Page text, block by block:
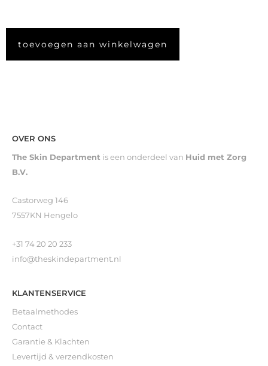
toevoegen aan winkelwagen
OVER ONS
The Skin Department is een onderdeel van Huid met Zorg
B.V.
Castorweg 146
7557KN Hengelo
+31 74 20 20 233
info@theskindepartment.nl
KLANTENSERVICE
Betaalmethodes
Contact
Garantie & Klachten
Levertijd & verzendkosten